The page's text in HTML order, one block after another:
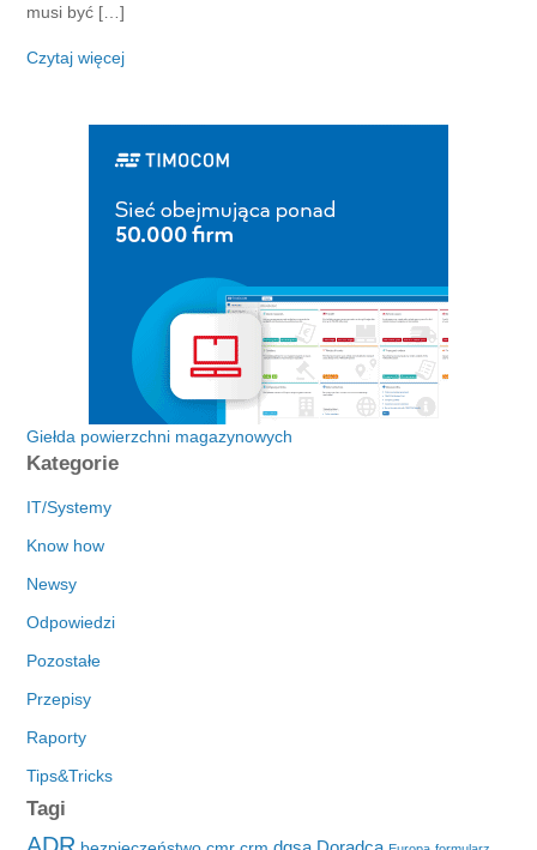
musi być […]
Czytaj więcej
Giełda powierzchni magazynowych
Kategorie
IT/Systemy
Know how
Newsy
Odpowiedzi
Pozostałe
Przepisy
Raporty
Tips&Tricks
Tagi